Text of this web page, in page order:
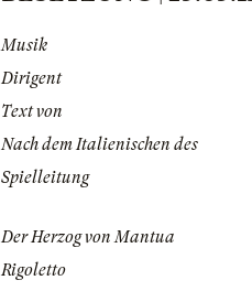
Musik
Dirigent
Text von
Nach dem Italienischen des
Spielleitung
Der Herzog von Mantua
Rigoletto